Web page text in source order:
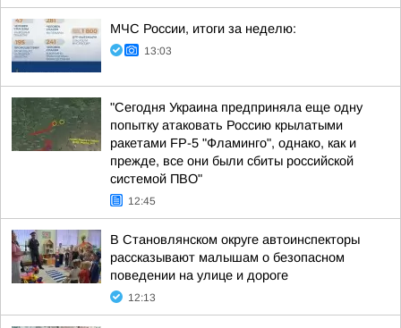
МЧС России, итоги за неделю:
13:03
"Сегодня Украина предприняла еще одну
попытку атаковать Россию крылатыми
ракетами FP-5 "Фламинго", однако, как и
прежде, все они были сбиты российской
системой ПВО"
12:45
В Становлянском округе автоинспекторы
рассказывают малышам о безопасном
поведении на улице и дороге
12:13